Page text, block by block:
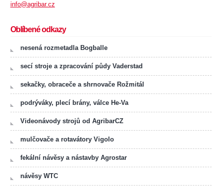
info@agribar.cz
Oblíbené odkazy
nesená rozmetadla Bogballe
secí stroje a zpracování půdy Vaderstad
sekačky, obraceče a shrnovače Rožmitál
podrýváky, plecí brány, válce He-Va
Videonávody strojů od AgribarCZ
mulčovače a rotavátory Vigolo
fekální návěsy a nástavby Agrostar
návěsy WTC